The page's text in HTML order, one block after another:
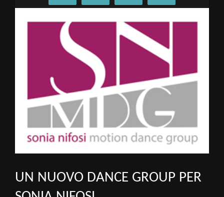
UN NUOVO DANCE GROUP PER